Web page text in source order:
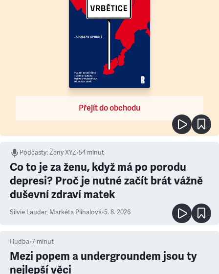
Přejít do obchodu
Podcasty:Ženy XYZ•54 minut
Co to je za ženu, když má po porodu
depresi? Proč je nutné začít brát vážně
duševní zdraví matek
Silvie Lauder, Markéta Plíhalová•5. 8. 2026
Hudba•7 minut
Mezi popem a undergroundem jsou ty
nejlepší věci